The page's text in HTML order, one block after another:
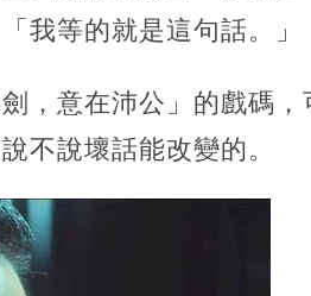
我等的就是這句話。」
，意在沛公」的戲碼，
不說壞話能改變的。